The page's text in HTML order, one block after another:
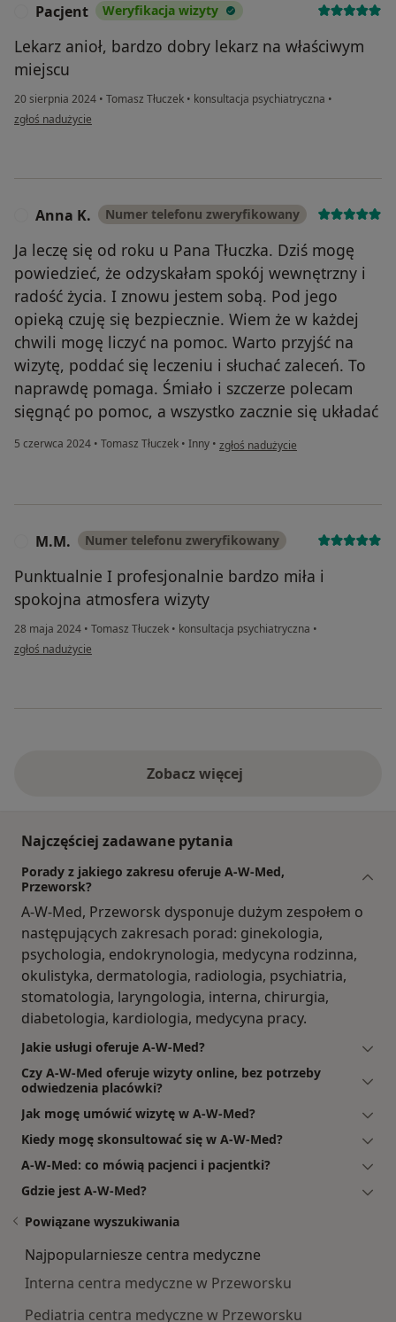
Pacjent Weryfikacja wizyty
Lekarz anioł, bardzo dobry lekarz na właściwym
miejscu
20 sierpnia 2024 • Tomasz Tłuczek • konsultacja psychiatryczna •
w opinii użytkownika Pacjent
zgłoś nadużycie
Anna K. Numer telefonu zweryfikowany
Ja leczę się od roku u Pana Tłuczka. Dziś mogę
powiedzieć, że odzyskałam spokój wewnętrzny i
radość życia. I znowu jestem sobą. Pod jego
opieką czuję się bezpiecznie. Wiem że w każdej
chwili mogę liczyć na pomoc. Warto przyjść na
wizytę, poddać się leczeniu i słuchać zaleceń. To
naprawdę pomaga. Śmiało i szczerze polecam
sięgnąć po pomoc, a wszystko zacznie się układać
5 czerwca 2024 • Tomasz Tłuczek • Inny • w opinii użytkownika Anna K.
zgłoś nadużycie
M.M. Numer telefonu zweryfikowany
Punktualnie I profesjonalnie bardzo miła i
spokojna atmosfera wizyty
28 maja 2024 • Tomasz Tłuczek • konsultacja psychiatryczna •
w opinii użytkownika M.M.
zgłoś nadużycie
Zobacz więcej
Najczęściej zadawane pytania
Porady z jakiego zakresu oferuje A-W-Med,
Przeworsk?
A-W-Med, Przeworsk dysponuje dużym zespołem o
następujących zakresach porad: ginekologia,
psychologia, endokrynologia, medycyna rodzinna,
okulistyka, dermatologia, radiologia, psychiatria,
stomatologia, laryngologia, interna, chirurgia,
diabetologia, kardiologia, medycyna pracy.
Jakie usługi oferuje A-W-Med?
Czy A-W-Med oferuje wizyty online, bez potrzeby
odwiedzenia placówki?
Jak mogę umówić wizytę w A-W-Med?
Kiedy mogę skonsultować się w A-W-Med?
A-W-Med: co mówią pacjenci i pacjentki?
Gdzie jest A-W-Med?
Powiązane wyszukiwania
Najpopularniesze centra medyczne
Interna centra medyczne w Przeworsku
Pediatria centra medyczne w Przeworsku